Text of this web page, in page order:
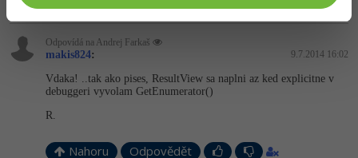
Odpovídá na Andrej Farkaš
makis824: 9.7.2014 16:02
Vdaka! ..tak ako pises, ResultView sa naplni az ked explicitne v
debuggeri vyvolam GetEnumerator()
R.
Nahoru Odpovědět